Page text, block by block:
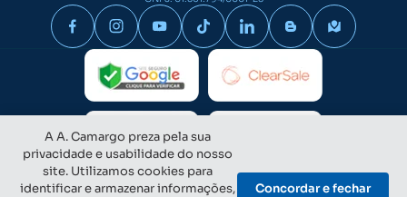
A A. Camargo preza pela sua
privacidade e usabilidade do nosso
site. Utilizamos cookies para
identificar e armazenar informações,
Concordar e fechar